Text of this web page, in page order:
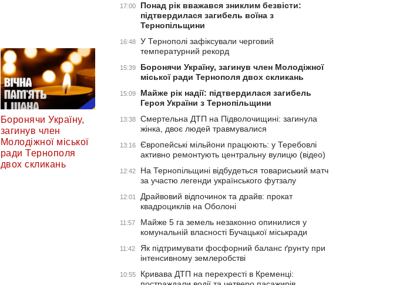
Боронячи Україну,
загинув член
Молодіжної міської
ради Тернополя
двох скликань
17:00
Понад рік вважався зниклим безвісти:
підтвердилася загибель воїна з
Тернопільщини
16:48
У Тернополі зафіксували черговий
температурний рекорд
15:39
Боронячи Україну, загинув член Молодіжної
міської ради Тернополя двох скликань
15:09
Майже рік надії: підтвердилася загибель
Героя України з Тернопільщини
13:38
Смертельна ДТП на Підволочищині: загинула
жінка, двоє людей травмувалися
13:16
Європейські мільйони працюють: у Теребовлі
активно ремонтують центральну вулицю (відео)
12:42
На Тернопільщині відбудеться товариський матч
за участю легенди українського футзалу
12:01
Драйвовий відпочинок та драйв: прокат
квадроциклів на Оболоні
11:57
Майже 5 га земель незаконно опинилися у
комунальній власності Бучацької міськради
11:42
Як підтримувати фосфорний баланс ґрунту при
інтенсивному землеробстві
10:55
Кривава ДТП на перехресті в Кременці: